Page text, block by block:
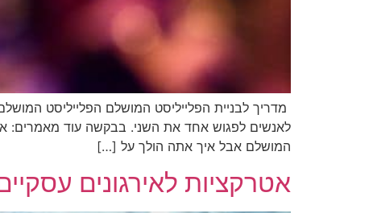
מדריך לבניית הפלייליסט המושלם הפלייליסט
לאנשים לפגוש אחד את השני. בבקשה עוד מאמרים:
המושלם אבל איך אתה הולך על […]
אטרקציות לאירגונים